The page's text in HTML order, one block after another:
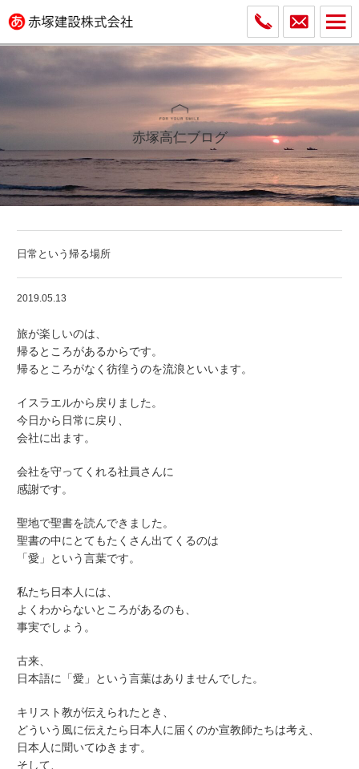
赤塚高仁ブログ
日常という帰る場所
2019.05.13
旅が楽しいのは、
帰るところがあるからです。
帰るところがなく彷徨うのを流浪といいます。
イスラエルから戻りました。
今日から日常に戻り、
会社に出ます。
会社を守ってくれる社員さんに
感謝です。
聖地で聖書を読んできました。
聖書の中にとてもたくさん出てくるのは
「愛」という言葉です。
私たち日本人には、
よくわからないところがあるのも、
事実でしょう。
古来、
日本語に「愛」という言葉はありませんでした。
キリスト教が伝えられたとき、
どういう風に伝えたら日本人に届くのか宣教師たちは考え、
日本人に聞いてゆきます。
そして、